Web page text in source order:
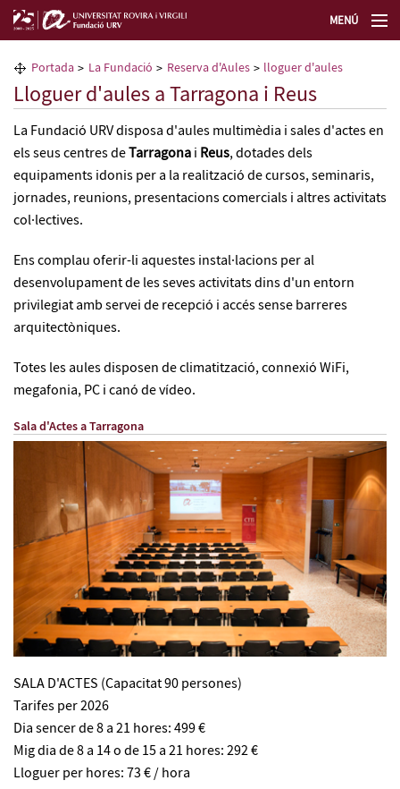
MENÚ
La Fundació URV
Formació permanent
Transferència de tecnologia
Seleccioneu idioma
Portada La Fundació Reserva d'Aules lloguer d'aules
Lloguer d'aules a Tarragona i Reus
La Fundació URV disposa d'aules multimèdia i sales d'actes en
els seus centres deTarragonai Reus, dotades dels
equipaments idonis per a la realització de cursos, seminaris,
jornades, reunions, presentacions comercials i altres activitats
col·lectives.
Ens complau oferir-li aquestes instal·lacions per al
desenvolupament de les seves activitats dins d'un entorn
privilegiat amb servei de recepció i accés sense barreres
arquitectòniques.
Totes les aules disposen de climatització, connexió WiFi,
megafonia, PC i canó de vídeo.
Sala d'Actes a Tarragona
SALA D'ACTES (Capacitat 90 persones)
Tarifes per 2026
Dia sencer de 8 a 21 hores: 499 €
Mig dia de 8 a 14 o de 15 a 21 hores: 292 €
Lloguer per hores: 73 € / hora